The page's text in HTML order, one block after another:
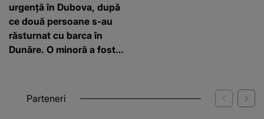
urgență în Dubova, după
ce două persoane s-au
răsturnat cu barca în
Dunăre. O minoră a fost
scafandri
Parteneri